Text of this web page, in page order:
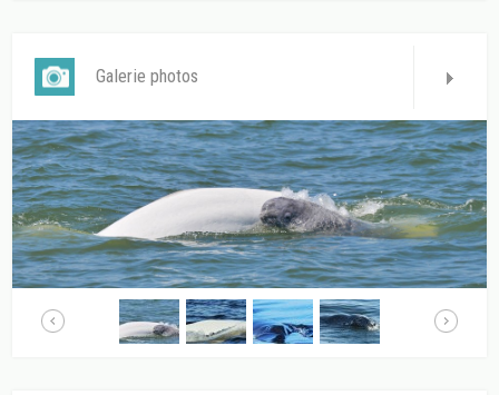
Galerie photos